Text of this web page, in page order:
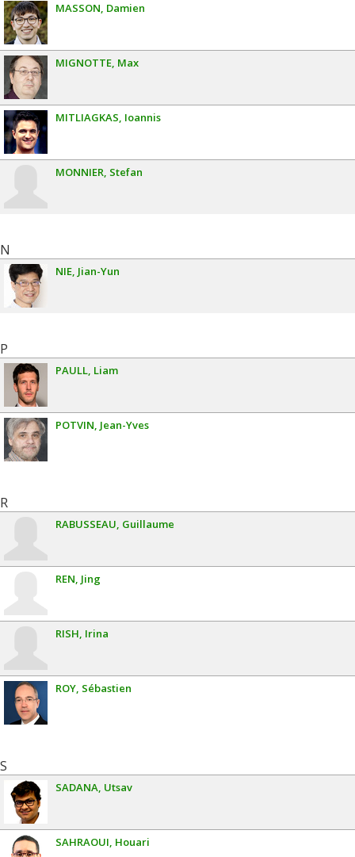
MASSON Damien
MIGNOTTE Max
MITLIAGKAS Ioannis
MONNIER Stefan
N
NIE Jian-Yun
P
PAULL Liam
POTVIN Jean-Yves
R
RABUSSEAU Guillaume
REN Jing
RISH Irina
ROY Sébastien
S
SADANA Utsav
SAHRAOUI Houari